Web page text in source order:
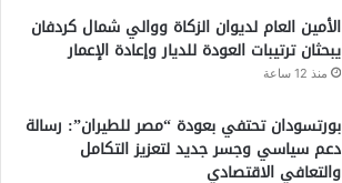
الأمين العام لديوان الزكاة ووالي شمال كردفان
يبحثان ترتيبات العودة للديار وإعادة الإعمار
منذ 12 ساعة
بورتسودان تحتفي بعودة “مصر للطيران”: رسالة
دعم سياسي وجسر جديد لتعزيز التكامل
والتعافي الاقتصادي